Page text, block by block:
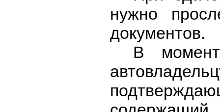
нужно
документов.
В момент